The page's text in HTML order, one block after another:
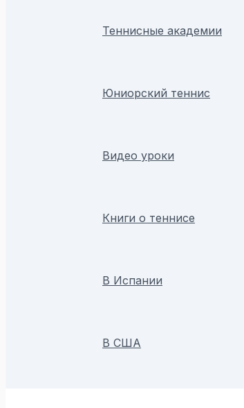
Теннисные академии
Юниорский теннис
Видео уроки
Книги о теннисе
В Испании
В США